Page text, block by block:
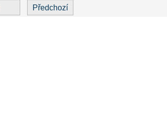
Předchozí